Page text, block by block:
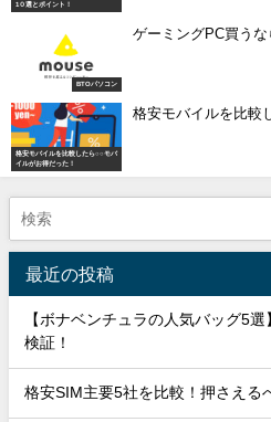
1０選とポイント！
BTOパソコン
ゲーミングPC買う
格安モバイルを比較したら○○モバ
イルがお得だった！
格安モバイルを比較
最近の投稿
【ボナベンチュラの人気バッグ5
検証！
格安SIM主要5社を比較！押さえる